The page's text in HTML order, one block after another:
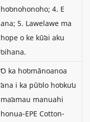
hoʻonohonoho; 4. E
ana; 5. Lawelawe ma
hope o ke kūʻai aku
ʻoihana.
ʻO ka hoʻomānoanoa
ʻana i ka pūʻolo hoʻokuʻu
maʻamau manuahi
honua-EPE Cotton-